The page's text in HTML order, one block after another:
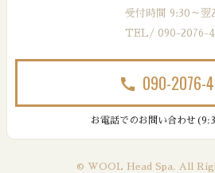
受付時間 9:30～翌
TEL/ 090-2076-
call 090-2076-
お電話でのお問い合わせ
© WOOL Head Spa. All